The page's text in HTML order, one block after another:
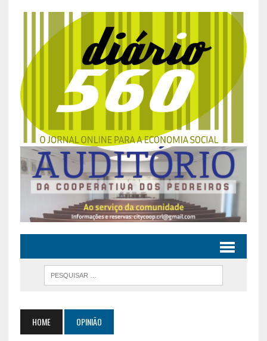
HOME OPINIÃO